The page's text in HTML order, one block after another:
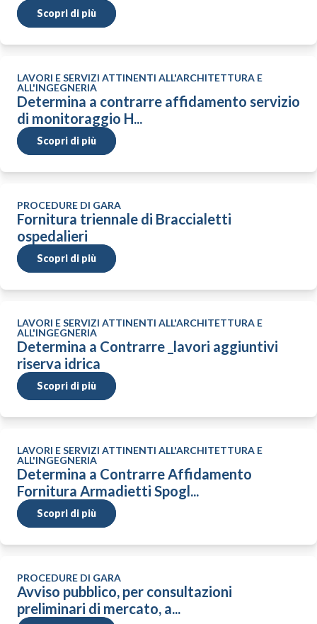
Scopri di più
LAVORI E SERVIZI ATTINENTI ALL'ARCHITETTURA E
ALL'INGEGNERIA
Determina a contrarre affidamento servizio
di monitoraggio H...
Scopri di più
PROCEDURE DI GARA
Fornitura triennale di Braccialetti
ospedalieri
Scopri di più
LAVORI E SERVIZI ATTINENTI ALL'ARCHITETTURA E
ALL'INGEGNERIA
Determina a Contrarre _lavori aggiuntivi
riserva idrica
Scopri di più
LAVORI E SERVIZI ATTINENTI ALL'ARCHITETTURA E
ALL'INGEGNERIA
Determina a Contrarre Affidamento
Fornitura Armadietti Spogl...
Scopri di più
PROCEDURE DI GARA
Avviso pubblico, per consultazioni
preliminari di mercato, a...